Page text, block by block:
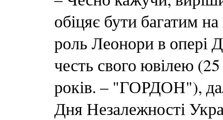
обіцяє бути багатим
роль Леонори в опері
честь свого ювілею
років. – "ГОРДОН"),
Дня Незалежності